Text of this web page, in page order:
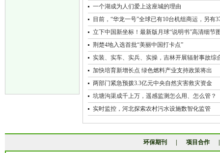
一个湖成为人们爱上这座城的理由
目前，“华龙一号”全球已有10台机组商运，另有
立下中国新坐标！最新版月球“说明书”高清细节
荆楚4地入选首批“美丽中国打卡点”
实装、实车、实兵、实操，吉林开展辐射事故综
加快培育新增长点 绿色燃料产业支持政策将出
两部门紧急预拨3.3亿元中央自然灾害救灾资金
坑塘沟渠成千上万，遥感监测怎么用、怎么管？
实时监控，河北探索农村污水设施数智化监管
环保期刊 项目合作